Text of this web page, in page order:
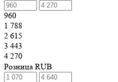
960
1 788
2 615
3 443
4 270
Розница RUB